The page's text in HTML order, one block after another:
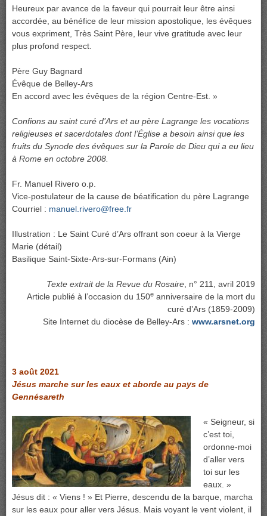
Heureux par avance de la faveur qui pourrait leur être ainsi
accordée, au bénéfice de leur mission apostolique, les évêques
vous expriment, Très Saint Père, leur vive gratitude avec leur
plus profond respect.
Père Guy Bagnard
Évêque de Belley-Ars
En accord avec les évêques de la région Centre-Est. »
Confions au saint curé d’Ars et au père Lagrange les vocations
religieuses et sacerdotales dont l’Église a besoin ainsi que les
fruits du Synode des évêques sur la Parole de Dieu qui a eu lieu
à Rome en octobre 2008.
Fr. Manuel Rivero o.p.
Vice-postulateur de la cause de béatification du père Lagrange
Courriel : manuel.rivero@free.fr
Illustration : Le Saint Curé d’Ars offrant son coeur à la Vierge
Marie (détail)
Basilique Saint-Sixte-Ars-sur-Formans (Ain)
Texte extrait de la Revue du Rosaire , n° 211, avril 2019
Article publié à l’occasion du 150e anniversaire de la mort du
curé d’Ars (1859-2009)
Site Internet du diocèse de Belley-Ars : www.arsnet.org
3 août 2021
Jésus marche sur les eaux et aborde au pays de
Gennésareth
« Seigneur, si
c’est toi,
ordonne-moi
d’aller vers
toi sur les
eaux. »
Jésus dit : « Viens ! » Et Pierre, descendu de la barque, marcha
sur les eaux pour aller vers Jésus. Mais voyant le vent violent, il